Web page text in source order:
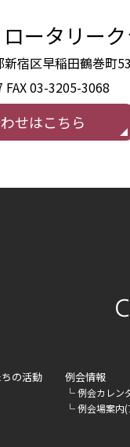
ータリー
新宿区早稲田鶴巻町
FAX 03-3205-3068
せはこちら
の活動
例会情報
└例会カレン
└例会場案内(